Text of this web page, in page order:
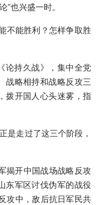
”也兴盛一时。
不能胜利？怎样争取胜
论持久战》，集中全党
战略相持和战略反攻三
拨开国人心头迷雾，指
是走过了这三个阶段，
揭开中国战场战略反攻
东军区讨伐伪军的战役
攻中，敌后抗日军民共